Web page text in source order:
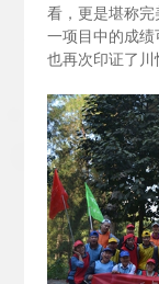
看，更是堪称
一项目中的成绩
也再次印证了川